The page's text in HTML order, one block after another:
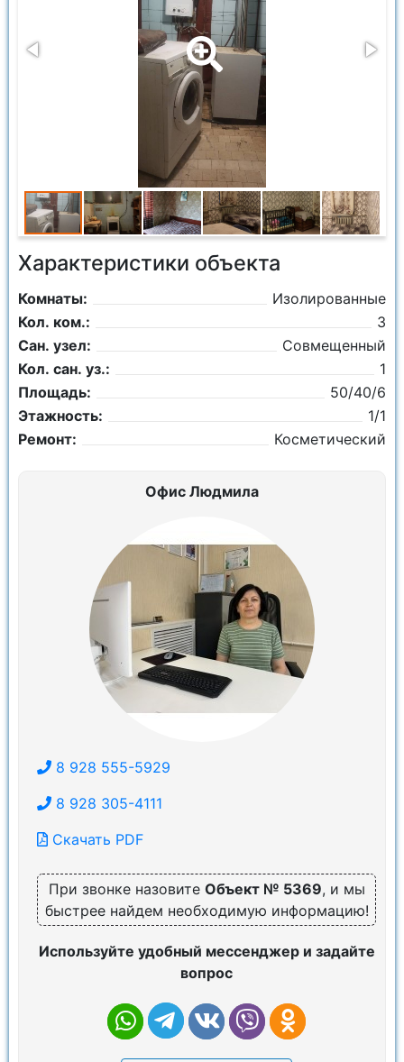
Характеристики объекта
Комнаты:
Изолированные
Кол. ком.:
3
Сан. узел:
Совмещенный
Кол. сан. уз.:
1
Площадь:
50/40/6
Этажность:
1/1
Ремонт:
Косметический
Офис Людмила
8 928 555-5929
8 928 305-4111
Скачать PDF
При звонке назовите Объект № 5369, и мы
быстрее найдем необходимую информацию!
Используйте удобный мессенджер и задайте
вопрос